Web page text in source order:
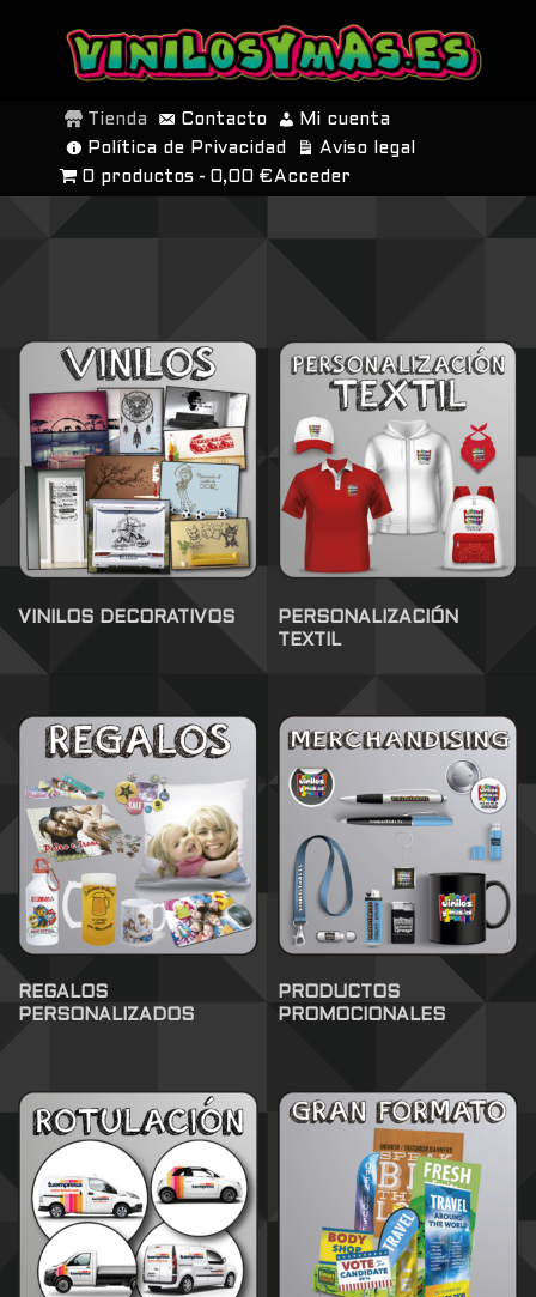
SALTAR
CONTENIDO
Tienda Contacto
Mi cuenta
Política de Privacidad
Aviso legal
0 productos
0,00 € Acceder
VINILOS DECORATIVOS
PERSONALIZACIÓN
TEXTIL
REGALOS
PERSONALIZADOS
PRODUCTOS
PROMOCIONALES